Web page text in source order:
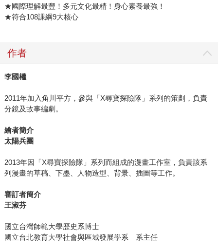
★國際理解最豐！多元文化最精！身心素養最強！
★符合108課綱9大核心
作者
李國權
2011年加入角川平方，參與「X尋寶探險隊」系列的策劃，負責
分鏡及故事編劇。
繪者簡介
太陽兵團
2013年因「X尋寶探險隊」系列而組成的漫畫工作室，負責該系
列漫畫的草稿、下墨、人物造型、背景、插圖等工作。
審訂者簡介
王淑芬
國立台灣師範大學歷史系博士
國立台北教育大學社會與區域發展學系 系主任